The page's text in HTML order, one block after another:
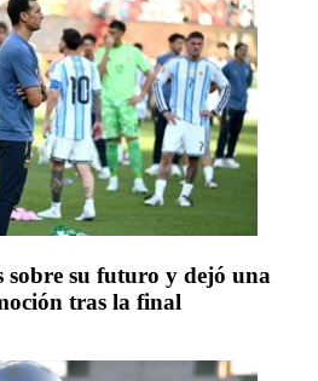
sobre su futuro y dejó una
tras la final